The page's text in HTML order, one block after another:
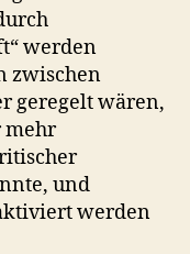
werden
zwischen
geregelt wären,
mehr
und
werden